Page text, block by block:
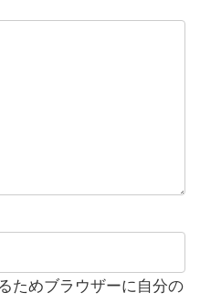
ためブラウザーに自分の